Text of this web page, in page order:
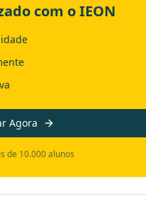
com o IEON
Agora
de 10.000 alunos